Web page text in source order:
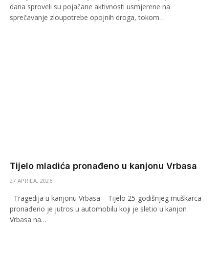
dana sproveli su pojačane aktivnosti usmjerene na
sprečavanje zloupotrebe opojnih droga, tokom…
Tijelo mladića pronađeno u kanjonu Vrbasa
27 APRILA, 2026
Tragedija u kanjonu Vrbasa – Tijelo 25-godišnjeg muškarca
pronađeno je jutros u automobilu koji je sletio u kanjon
Vrbasa na…